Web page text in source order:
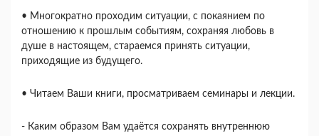
• Многократно проходим ситуации, с покаянием по
отношению к прошлым событиям, сохраняя любовь в
душе в настоящем, стараемся принять ситуации,
приходящие из будущего.
• Читаем Ваши книги, просматриваем семинары и лекции.
- Каким образом Вам удаётся сохранять внутреннюю